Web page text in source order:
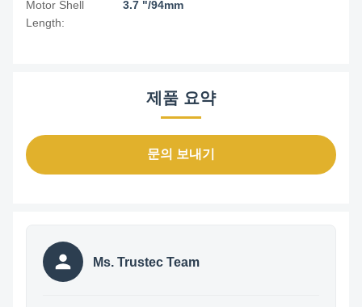
Motor Shell
Length:
3.7 "/94mm
제품 요약
문의 보내기
Ms. Trustec Team